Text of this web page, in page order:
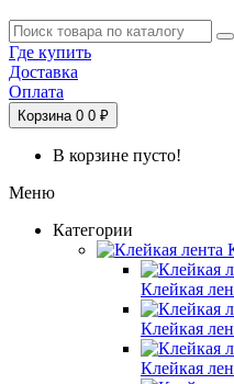
Где купить
Доставка
Оплата
Корзина 0 0 ₽
В корзине пусто!
Меню
Категории
Клейкая
Клейкая
Клейкая